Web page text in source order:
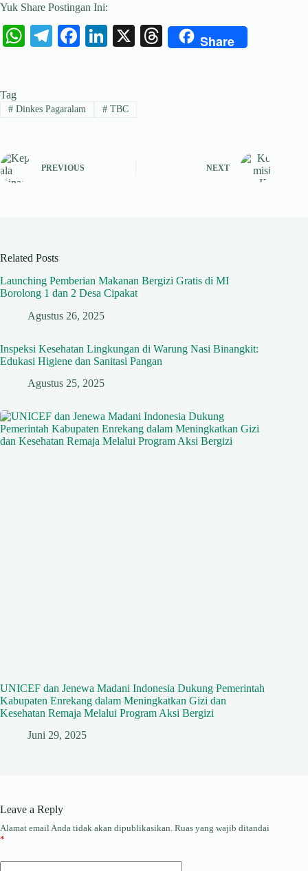
Yuk Share Postingan Ini:
W
A
Te
a
Fa
ok
Li
In
X
T
Share
Tag
#Dinkes Pagaralam #TBC
PREVIOUS NEXT
Related Posts
Launching Pemberian Makanan Bergizi Gratis di MI
Borolong 1 dan 2 Desa Cipakat
Agustus 26, 2025
Inspeksi Kesehatan Lingkungan di Warung Nasi Binangkit:
Edukasi Higiene dan Sanitasi Pangan
Agustus 25, 2025
UNICEF dan Jenewa Madani Indonesia Dukung Pemerintah
Kabupaten Enrekang dalam Meningkatkan Gizi dan
Kesehatan Remaja Melalui Program Aksi Bergizi
Juni 29, 2025
Leave a Reply
Alamat email Anda tidak akan dipublikasikan. Ruas yang wajib ditandai
*